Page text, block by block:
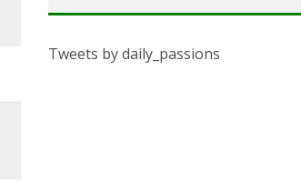
Tweets by daily_passions